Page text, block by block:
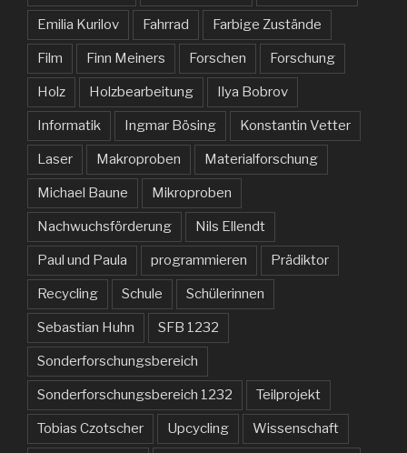
Emilia Kurilov Fahrrad Farbige Zustände
Film Finn Meiners Forschen Forschung
Holz Holzbearbeitung Ilya Bobrov
Informatik Ingmar Bösing Konstantin Vetter
Laser Makroproben Materialforschung
Michael Baune Mikroproben
Nachwuchsförderung Nils Ellendt
Paul und Paula programmieren Prädiktor
Recycling Schule Schülerinnen
Sebastian Huhn SFB 1232
Sonderforschungsbereich
Sonderforschungsbereich 1232 Teilprojekt
Tobias Czotscher Upcycling Wissenschaft